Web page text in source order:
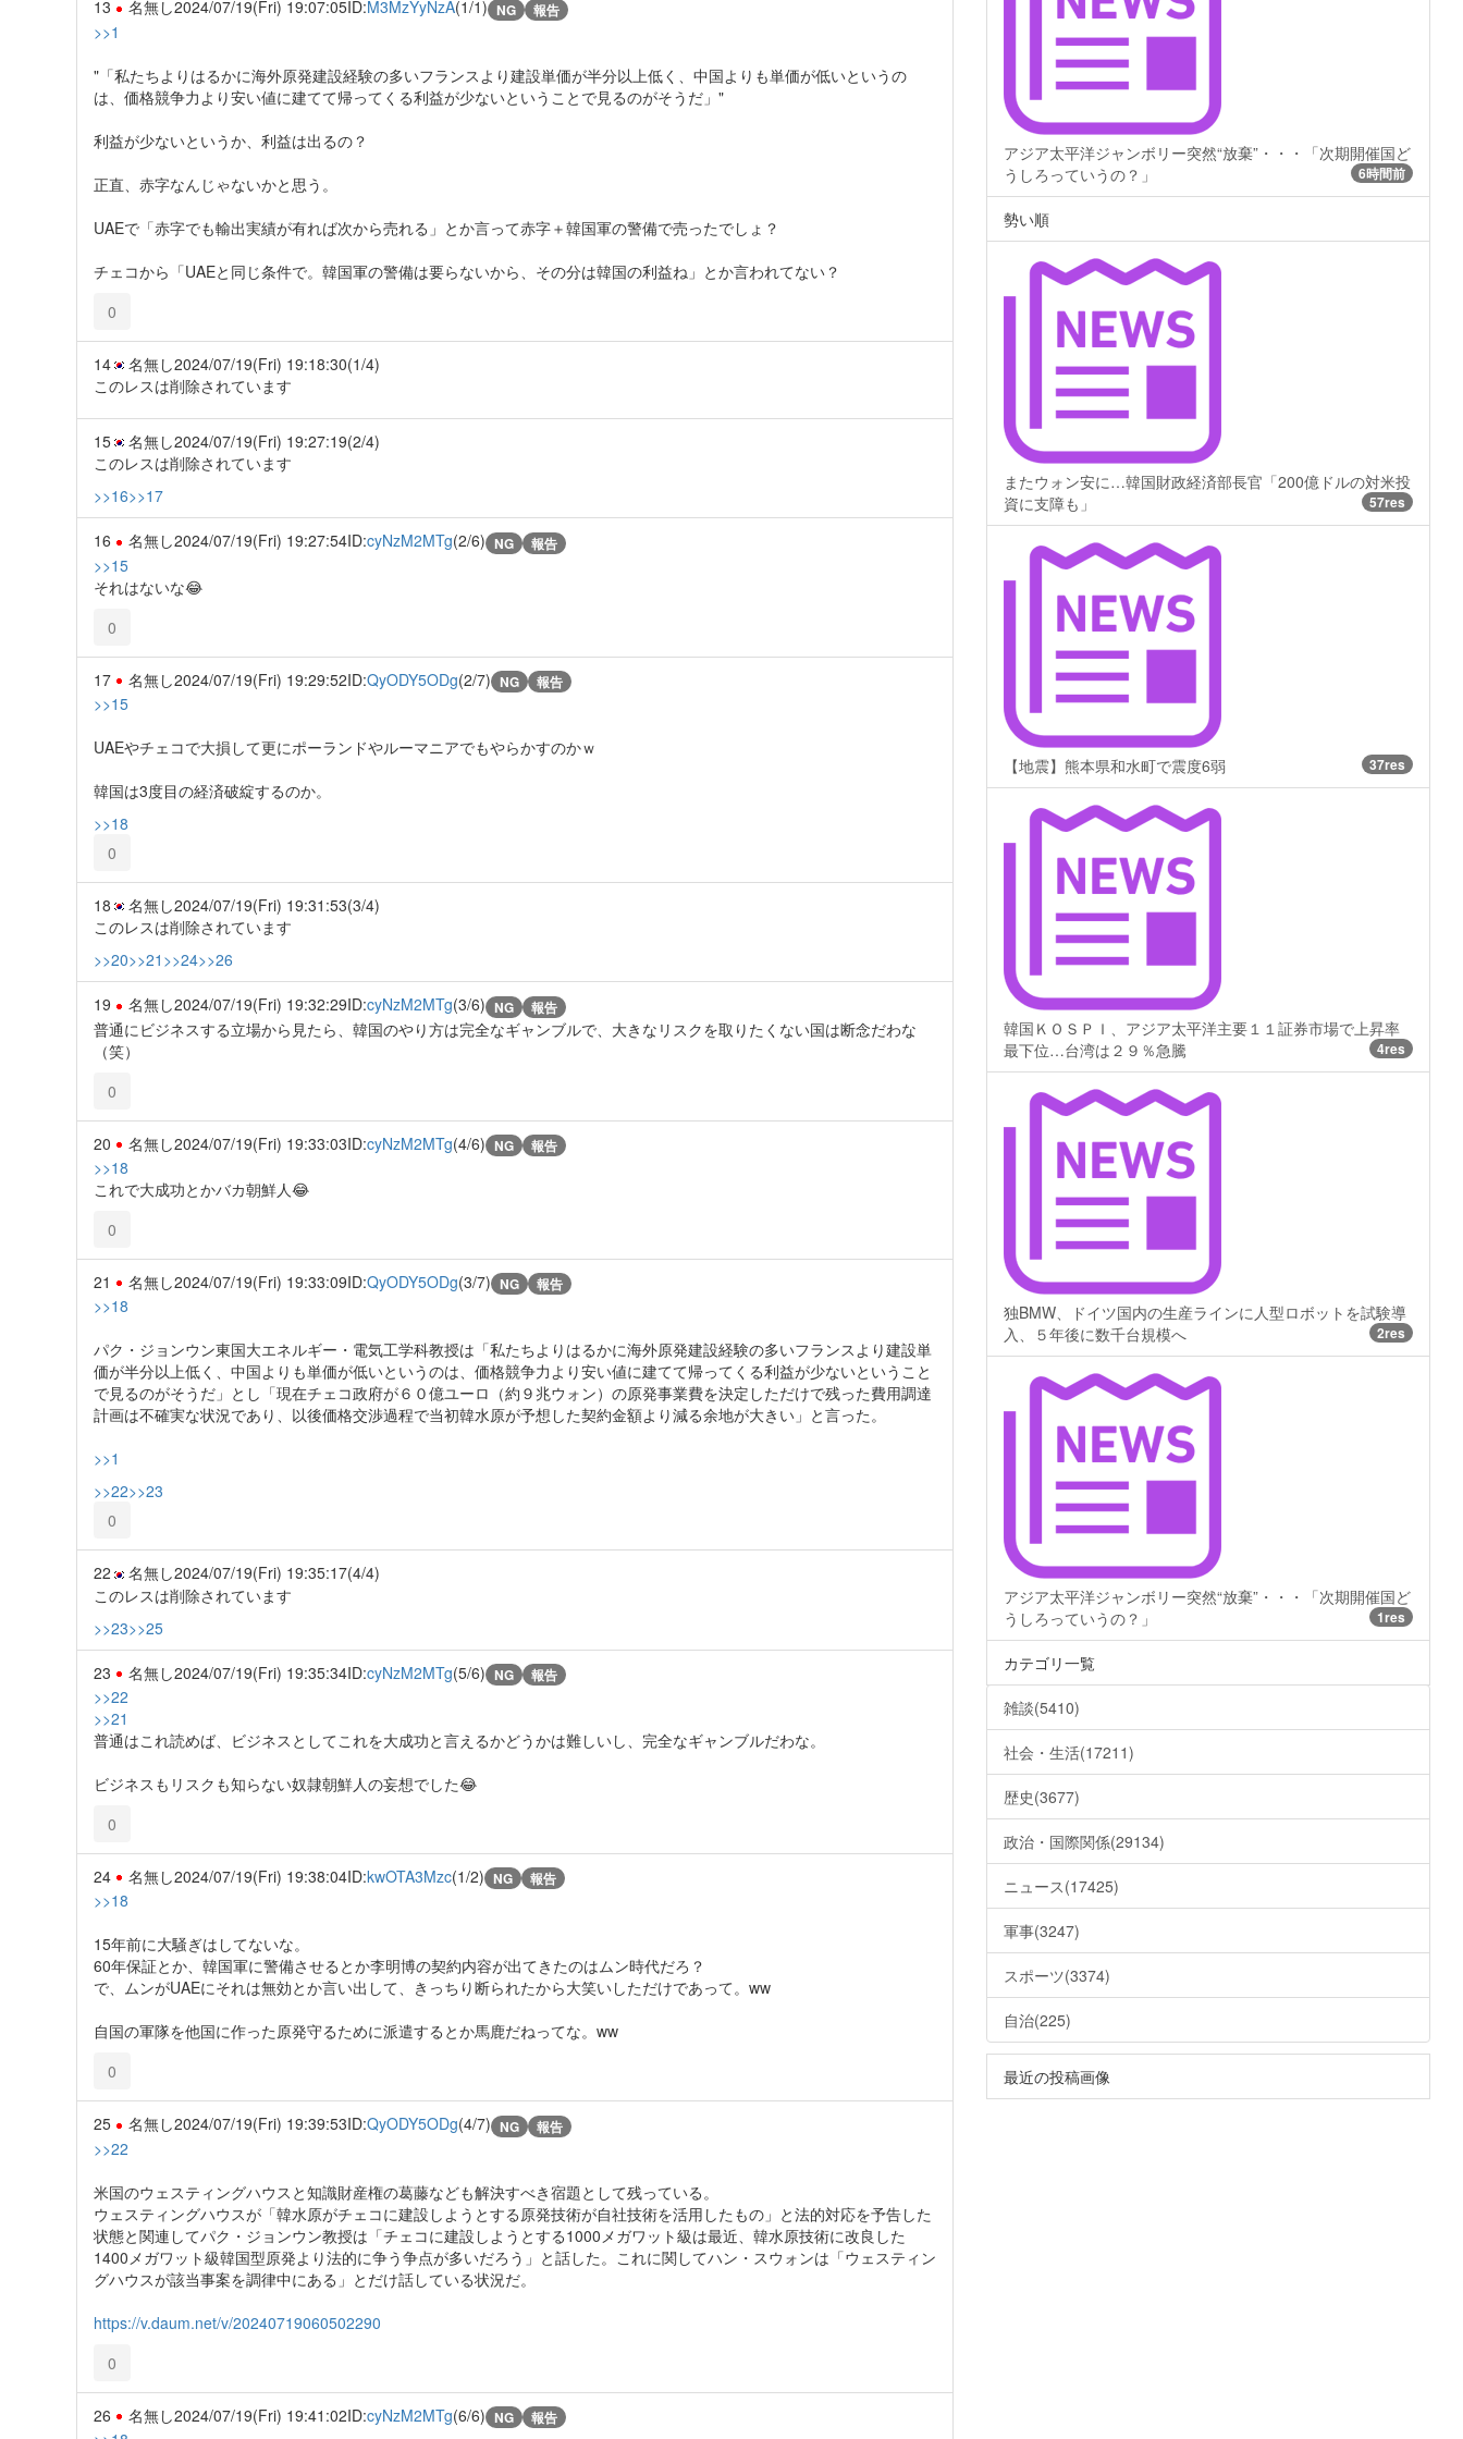
13 名無し2024/07/19(Fri) 19:07:05ID:M3MzYyNzA(1/1) NG 報告
>>1
"「私たちよりはるかに海外原発建設経験の多いフランスより建設単価が半分以上低く、中国よりも単価が低いというの
は、価格競争力より安い値に建てて帰ってくる利益が少ないということで見るのがそうだ」"
利益が少ないというか、利益は出るの？
正直、赤字なんじゃないかと思う。
UAEで「赤字でも輸出実績が有れば次から売れる」とか言って赤字＋韓国軍の警備で売ったでしょ？
チェコから「UAEと同じ条件で。韓国軍の警備は要らないから、その分は韓国の利益ね」とか言われてない？
0
14 名無し2024/07/19(Fri) 19:18:30(1/4)
このレスは削除されています
15 名無し2024/07/19(Fri) 19:27:19(2/4)
このレスは削除されています
>>16>>17
16 名無し2024/07/19(Fri) 19:27:54ID:cyNzM2MTg(2/6) NG 報告
>>15
それはないな😂
0
17 名無し2024/07/19(Fri) 19:29:52ID:QyODY5ODg(2/7) NG 報告
>>15
UAEやチェコで大損して更にポーランドやルーマニアでもやらかすのかｗ
韓国は3度目の経済破綻するのか。
>>18
0
18 名無し2024/07/19(Fri) 19:31:53(3/4)
このレスは削除されています
>>20>>21 >>24>>26
19 名無し2024/07/19(Fri) 19:32:29ID:cyNzM2MTg(3/6) NG 報告
普通にビジネスする立場から見たら、韓国のやり方は完全なギャンブルで、大きなリスクを取りたくない国は断念だわな
（笑）
0
20 名無し2024/07/19(Fri) 19:33:03ID:cyNzM2MTg(4/6) NG 報告
>>18
これで大成功とかバカ朝鮮人😂
0
21 名無し2024/07/19(Fri) 19:33:09ID:QyODY5ODg(3/7) NG 報告
>>18
パク・ジョンウン東国大エネルギー・電気工学科教授は「私たちよりはるかに海外原発建設経験の多いフランスより建設単
価が半分以上低く、中国よりも単価が低いというのは、価格競争力より安い値に建てて帰ってくる利益が少ないということ
で見るのがそうだ」とし「現在チェコ政府が６０億ユーロ（約９兆ウォン）の原発事業費を決定しただけで残った費用調達
計画は不確実な状況であり、以後価格交渉過程で当初韓水原が予想した契約金額より減る余地が大きい」と言った。
>>1
>>22>>23
0
22 名無し2024/07/19(Fri) 19:35:17(4/4)
このレスは削除されています
>>23>>25
23 名無し2024/07/19(Fri) 19:35:34ID:cyNzM2MTg(5/6) NG 報告
>>22
>>21
普通はこれ読めば、ビジネスとしてこれを大成功と言えるかどうかは難しいし、完全なギャンブルだわな。
ビジネスもリスクも知らない奴隷朝鮮人の妄想でした😂
0
24 名無し2024/07/19(Fri) 19:38:04ID:kwOTA3Mzc(1/2) NG 報告
>>18
15年前に大騒ぎはしてないな。
60年保証とか、韓国軍に警備させるとか李明博の契約内容が出てきたのはムン時代だろ？
で、ムンがUAEにそれは無効とか言い出して、きっちり断られたから大笑いしただけであって。ww
自国の軍隊を他国に作った原発守るために派遣するとか馬鹿だねってな。ww
0
25 名無し2024/07/19(Fri) 19:39:53ID:QyODY5ODg(4/7) NG 報告
>>22
米国のウェスティングハウスと知識財産権の葛藤なども解決すべき宿題として残っている。
ウェスティングハウスが「韓水原がチェコに建設しようとする原発技術が自社技術を活用したもの」と法的対応を予告した
状態と関連してパク・ジョンウン教授は「チェコに建設しようとする1000メガワット級は最近、韓水原技術に改良した
1400メガワット級韓国型原発より法的に争う争点が多いだろう」と話した。これに関してハン・スウォンは「ウェスティン
グハウスが該当事案を調律中にある」とだけ話している状況だ。
https://v.daum.net/v/20240719060502290
0
26 名無し2024/07/19(Fri) 19:41:02ID:cyNzM2MTg(6/6) NG 報告
アジア太平洋ジャンボリー突然“放棄”・・・「次期開催国ど
うしろっていうの？」
6時間前
勢い順
またウォン安に…韓国財政経済部長官「200億ドルの対米投
資に支障も」
57res
【地震】熊本県和水町で震度6弱 37res
韓国ＫＯＳＰＩ、アジア太平洋主要１１証券市場で上昇率
最下位…台湾は２９％急騰
4res
独BMW、ドイツ国内の生産ラインに人型ロボットを試験導
入、５年後に数千台規模へ
2res
アジア太平洋ジャンボリー突然“放棄”・・・「次期開催国ど
うしろっていうの？」
1res
カテゴリ一覧
雑談(5410)
社会・生活(17211)
歴史(3677)
政治・国際関係(29134)
ニュース(17425)
軍事(3247)
スポーツ(3374)
自治(225)
最近の投稿画像